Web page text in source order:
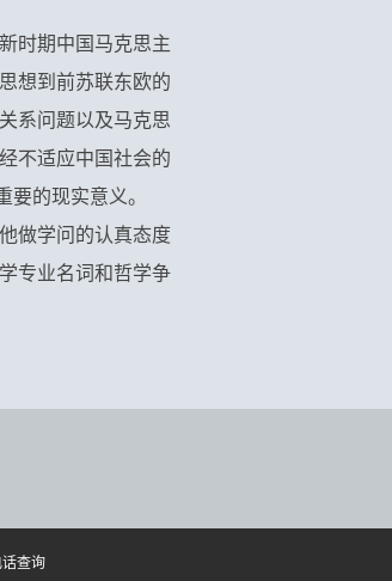
时期中国马克思主
想到前苏联东欧的
系问题以及马克思
不适应中国社会的
的现实意义。
做学问的认真态度
专业名词和哲学争
话查询